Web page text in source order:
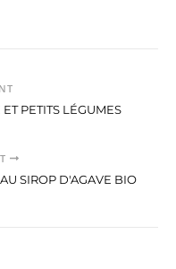
PETITS LÉGUMES
SIROP D'AGAVE BIO